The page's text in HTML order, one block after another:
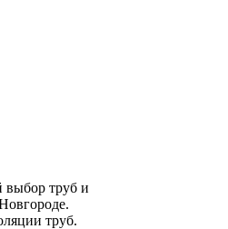
труб и
труб.